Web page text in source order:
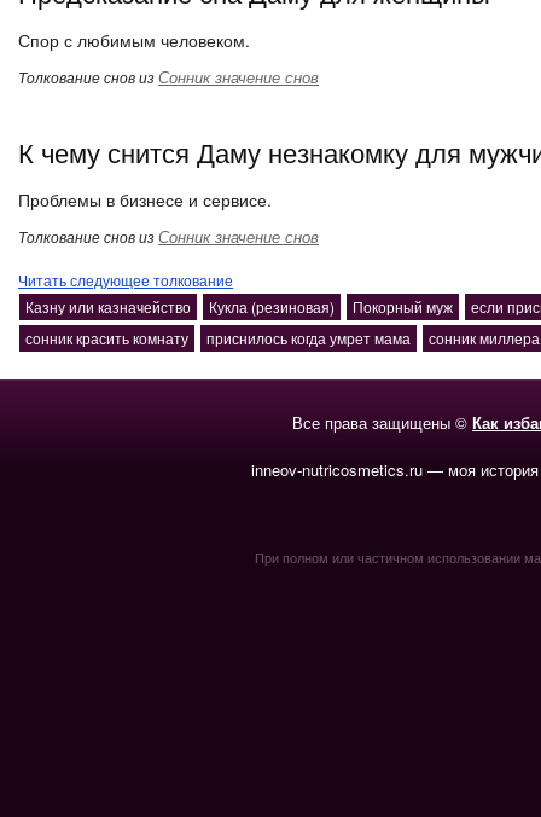
Спор с любимым человеком.
Толкование снов изСонник значение снов
К чему снится Даму незнакомку для
Проблемы в бизнесе и сервисе.
Толкование снов изСонник значение снов
Читать следующее толкование
Казну или казначейство
Кукла (резиновая) Покорный муж
если
сонник красить комнату
приснилось когда умрет мама сонник
Все права защищены © Как
inneov-nutricosmetics.ru — моя
При полном или частичном использовании